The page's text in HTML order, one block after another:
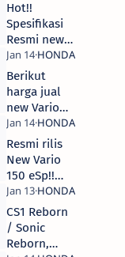
Hot!!
Spesifikasi
Resmi new
Honda Vario
150
Berikut
harga jual
new Vario
150 (OTR
Jakarta)
Resmi rilis
New Vario
150 eSp!!
Berikut
Gallery
pilihan
Warna, New
CS1 Reborn
/ Sonic
Reborn,